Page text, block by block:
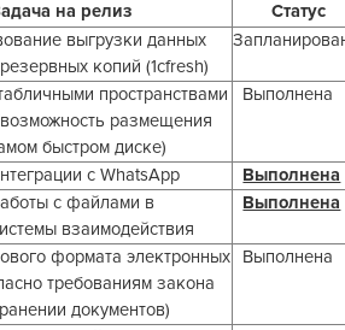
на релиз
Статус
выгрузки данных
копий (1cfresh)
пространствами
размещения
быстром диске)
Выполнена
с WhatsApp
Выполнена
с файлами в
взаимодействия
Выполнена
формата электронных
требованиям закона
документов)
Выполнена